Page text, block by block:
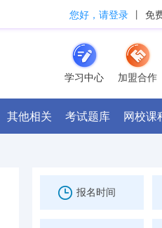
您好，请登录 丨 免
学习中心 加盟合作
其他相关 考试题库 网校课
报名时间